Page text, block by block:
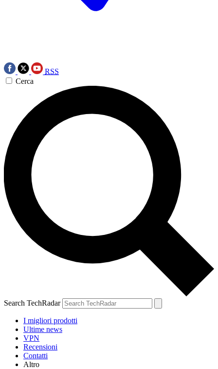
RSS
Cerca
Search TechRadar
I migliori prodotti
Ultime news
VPN
Recensioni
Contatti
Altro